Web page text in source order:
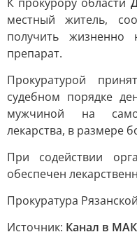
местный житель,
получить жизненно
препарат.
Прокуратурой
судебном порядке
мужчиной на
лекарства, в размере
При содействии
обеспечен
Прокуратура
Источник: Канал в